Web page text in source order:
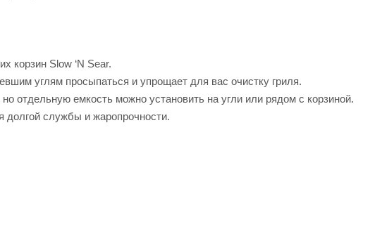
корзин Slow ‘N Sear.
углям просыпаться и упрощает для вас очистку гриля.
отдельную емкость можно установить на угли или рядом с корзиной.
службы и жаропрочности.